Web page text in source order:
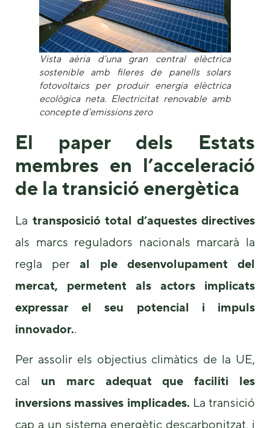
Vista aèria d’una gran central elèctrica
sostenible amb fileres de panells solars
fotovoltaics per produir energia elèctrica
ecològica neta. Electricitat renovable amb
concepte d’emissions zero
El paper dels Estats
membres en l’acceleració
de la transició energètica
La transposició total d’aquestes directives
als marcs reguladors nacionals marcarà la
regla peral ple desenvolupament del
mercat, permetent als actors implicats
expressar el seu potencial i impuls
innovador..
Per assolir els objectius climàtics de la UE,
cal un marc adequat que faciliti les
inversions massives implicades. La transició
cap a un sistema energètic descarbonitzat, i